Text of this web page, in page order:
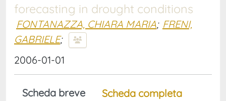
forecasting in drought conditions
FONTANAZZA, CHIARA MARIA; FRENI,
GABRIELE;
2006-01-01
Scheda breve
Scheda completa